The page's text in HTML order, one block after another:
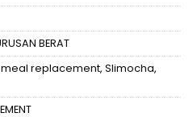
BERAT
meal replacement, Slimocha,